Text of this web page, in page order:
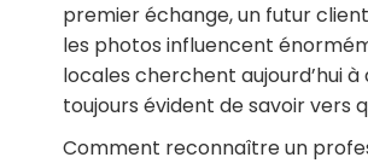
premier échange, un futur
les photos influencent
locales cherchent aujourd’hui
toujours évident de savoir vers
Comment reconnaître un